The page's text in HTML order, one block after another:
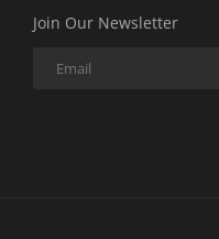
Join Our Newsletter